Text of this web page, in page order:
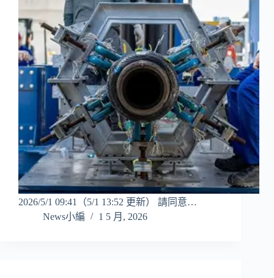
2026/5/1 09:41（5/1 13:52 更新） 請同意…
News小編
1 5 月, 2026